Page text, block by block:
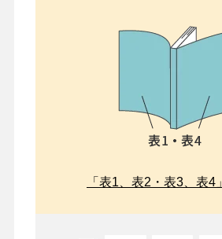
「表1、表2・表3、表4